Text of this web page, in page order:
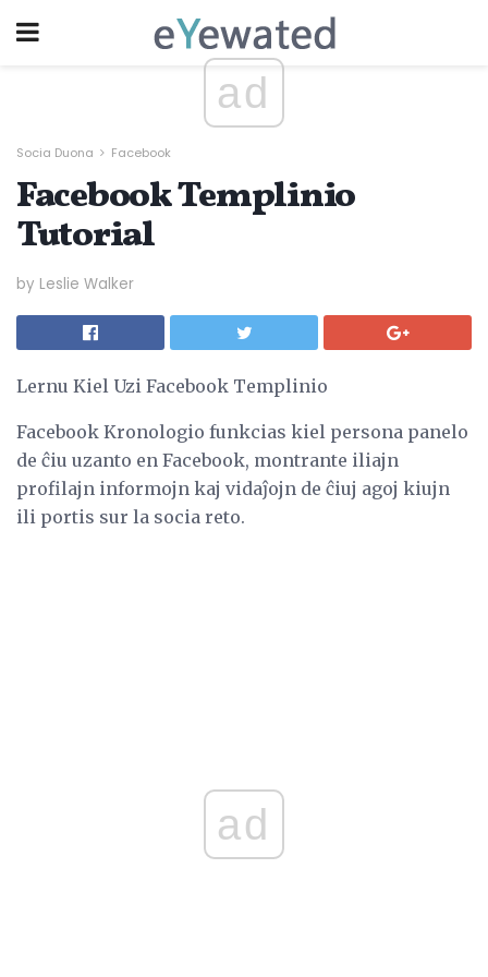
ad
Socia Duona Facebook
Facebook Templinio
Tutorial
by Leslie Walker
Lernu Kiel Uzi Facebook Templinio
Facebook Kronologio funkcias kiel persona panelo
de ĉiu uzanto en Facebook, montrante iliajn
profilajn informojn kaj vidaĵojn de ĉiuj agoj kiujn
ili portis sur la socia reto.
ad